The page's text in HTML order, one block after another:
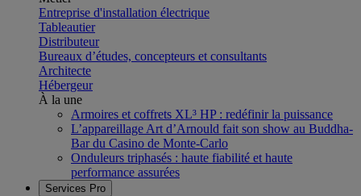
Entreprise d'installation électrique
Tableautier
Distributeur
Bureaux d’études, concepteurs et consultants
Architecte
Hébergeur
À la une
Armoires et coffrets XL³ HP : redéfinir la puissance
L’appareillage Art d’Arnould fait son show au Buddha-
Bar du Casino de Monte-Carlo
Onduleurs triphasés : haute fiabilité et haute
performance assurées
Services Pro